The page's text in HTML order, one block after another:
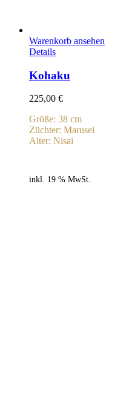
Warenkorb ansehen
Details
Kohaku
225,00 €
Größe: 38 cm
Züchter: Marusei
Alter: Nisai
inkl. 19 % MwSt.